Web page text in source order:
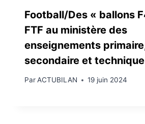
Football/Des « ballons
FTF au ministère des
enseignements
secondaire et technique
ParACTUBILAN 19 juin 2024